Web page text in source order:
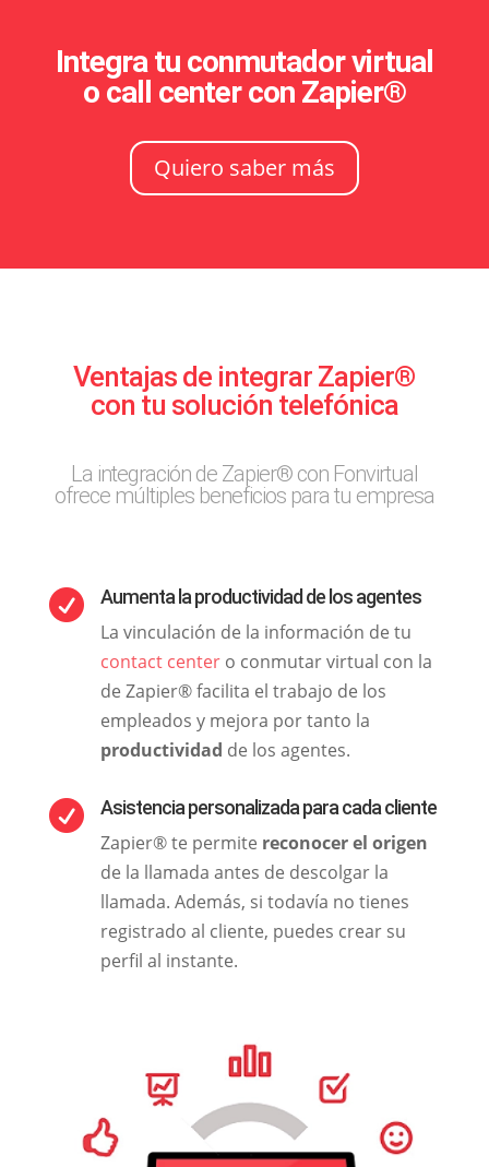
Integra tu conmutador virtual
o call center con Zapier®
Quiero saber más
Ventajas de integrar Zapier®
con tu solución telefónica
La integración de Zapier® con Fonvirtual
ofrece múltiples beneficios para tu empresa
 Aumenta la productividad de los agentes
La vinculación de la información de tu
contact centero conmutar virtual con la
de Zapier® facilita el trabajo de los
empleados y mejora por tanto la
productividad de los agentes.
 Asistencia personalizada para cada cliente
Zapier® te permite reconocer el origen
de la llamada antes de descolgar la
llamada. Además, si todavía no tienes
registrado al cliente, puedes crear su
perfil al instante.